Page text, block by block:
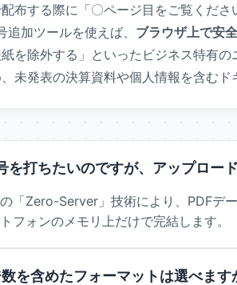
布する際に「〇ページ目をご覧くださ
加ツールを使えば、 ブラウザ上で安
を除外する」といったビジネス特有
未発表の決算資料や個人情報を含むド
を打ちたいのですが、アップロー
「Zero-Server」技術により、PDFデ
フォンのメモリ上だけで完結します。
を含めたフォーマットは選べます